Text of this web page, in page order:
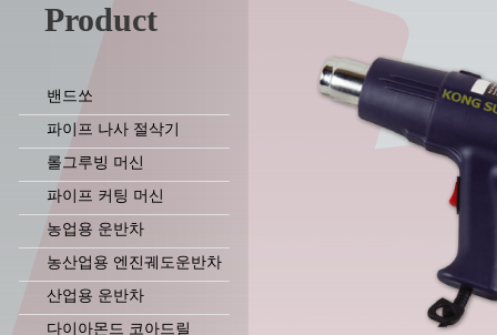
Product
밴드쏘
파이프 나사 절삭기
롤그루빙 머신
파이프 커팅 머신
농업용 운반차
농산업용 엔진궤도운반차
산업용 운반차
다이아몬드 코아드릴